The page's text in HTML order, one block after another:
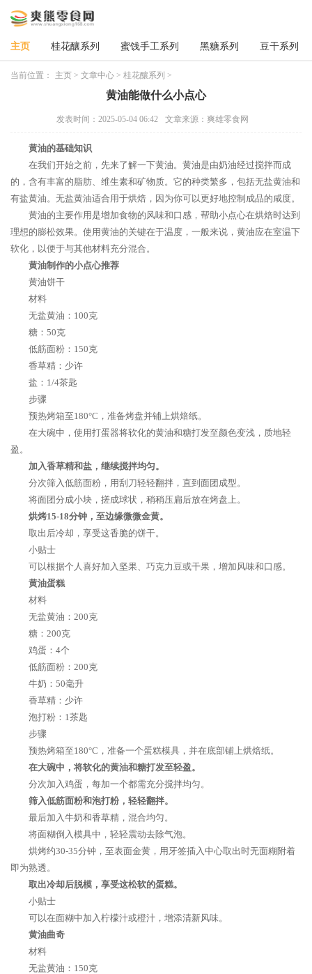
主页 桂花釀系列 蜜饯手工系列 黑糖系列 豆干系列
当前位置： 主页 > 文章中心 > 桂花釀系列 >
黄油能做什么小点心
发表时间：2025-05-04 06:42 文章来源：爽雄零食网
黄油的基础知识
在我们开始之前，先来了解一下黄油。黄油是由奶油经过搅拌而成
的，含有丰富的脂肪、维生素和矿物质。它的种类繁多，包括无盐黄油和
有盐黄油。无盐黄油适合用于烘焙，因为你可以更好地控制成品的咸度。
黄油的主要作用是增加食物的风味和口感，帮助小点心在烘焙时达到
理想的膨松效果。使用黄油的关键在于温度，一般来说，黄油应在室温下
软化，以便于与其他材料充分混合。
黄油制作的小点心推荐
黄油饼干
材料
无盐黄油：100克
糖：50克
低筋面粉：150克
香草精：少许
盐：1/4茶匙
步骤
预热烤箱至180°C，准备烤盘并铺上烘焙纸。
在大碗中，使用打蛋器将软化的黄油和糖打发至颜色变浅，质地轻
盈。
加入香草精和盐，继续搅拌均匀。
分次筛入低筋面粉，用刮刀轻轻翻拌，直到面团成型。
将面团分成小块，搓成球状，稍稍压扁后放在烤盘上。
烘烤15-18分钟，至边缘微微金黄。
取出后冷却，享受这香脆的饼干。
小贴士
可以根据个人喜好加入坚果、巧克力豆或干果，增加风味和口感。
黄油蛋糕
材料
无盐黄油：200克
糖：200克
鸡蛋：4个
低筋面粉：200克
牛奶：50毫升
香草精：少许
泡打粉：1茶匙
步骤
预热烤箱至180°C，准备一个蛋糕模具，并在底部铺上烘焙纸。
在大碗中，将软化的黄油和糖打发至轻盈。
分次加入鸡蛋，每加一个都需充分搅拌均匀。
筛入低筋面粉和泡打粉，轻轻翻拌。
最后加入牛奶和香草精，混合均匀。
将面糊倒入模具中，轻轻震动去除气泡。
烘烤约30-35分钟，至表面金黄，用牙签插入中心取出时无面糊附着
即为熟透。
取出冷却后脱模，享受这松软的蛋糕。
小贴士
可以在面糊中加入柠檬汁或橙汁，增添清新风味。
黄油曲奇
材料
无盐黄油：150克